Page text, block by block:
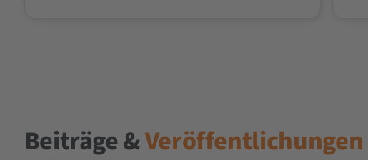
Beiträge &Veröffentlichungen